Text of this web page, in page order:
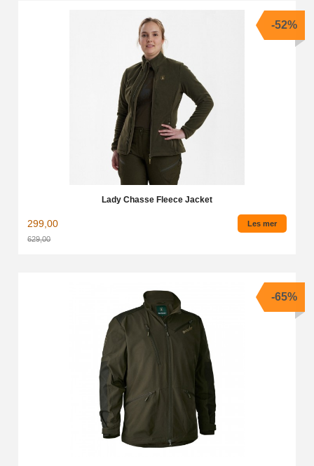
Lady Chasse Fleece Jacket
299,00
629,00
-52%
Les mer
-65%